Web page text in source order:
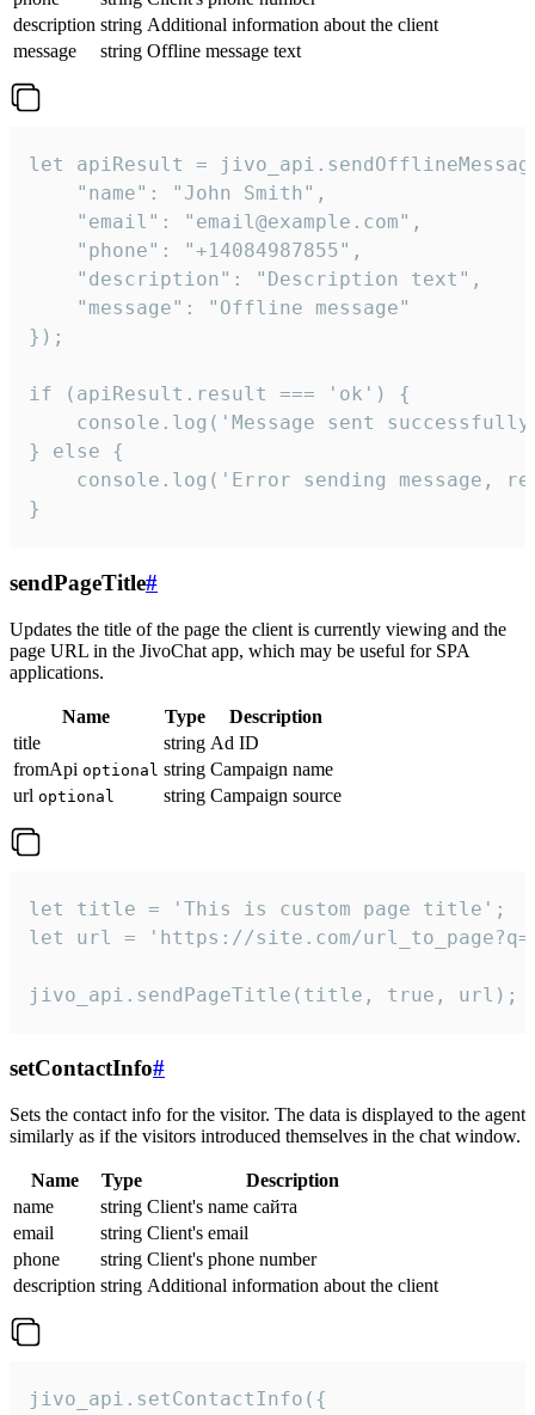
description string Additional information about the client
message
string Offline message text
let apiResult =
    "name": "John Smith",
    "email": "email@example.com",
    "phone": "+14084987855",
    "description": "Description text",
    "message": "Offline message"
});
if (apiResult.result === 'ok') {
console.log('Message sent
} else {
console.log('Error sending message,
}
sendPageTitle#
Updates the title of the page the client is currently viewing and the
page URL in the JivoChat app, which may be useful for SPA
applications.
Name Type
Description
title
string Ad ID
fromApi optional string Campaign name
url optional string Campaign source
let title = 'This is custom page title';
let url = 'https://site.com/
jivo_api.sendPageTitle(title, true, url);
setContactInfo#
Sets the contact info for the visitor. The data is displayed to the agent
similarly as if the visitors introduced themselves in the chat window.
Name Type
Description
name
string Client's name сайта
email
string Client's email
phone
string Client's phone number
description string Additional information about the client
jivo_api.setContactInfo({